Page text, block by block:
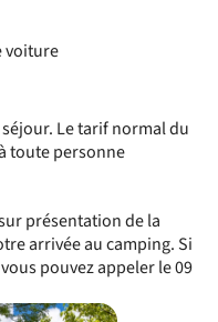
voiture
Le tarif normal du
toute personne
présentation de la
arrivée au camping. Si
pouvez appeler le 09